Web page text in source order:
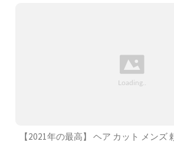
【2021年の最高】 ヘア カット メンズ